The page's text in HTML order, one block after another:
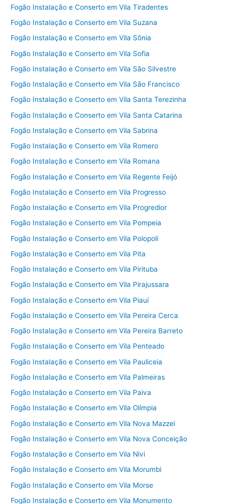
Fogão Instalação e Conserto em Vila Tiradentes
Fogão Instalação e Conserto em Vila Suzana
Fogão Instalação e Conserto em Vila Sônia
Fogão Instalação e Conserto em Vila Sofia
Fogão Instalação e Conserto em Vila São Silvestre
Fogão Instalação e Conserto em Vila São Francisco
Fogão Instalação e Conserto em Vila Santa Terezinha
Fogão Instalação e Conserto em Vila Santa Catarina
Fogão Instalação e Conserto em Vila Sabrina
Fogão Instalação e Conserto em Vila Romero
Fogão Instalação e Conserto em Vila Romana
Fogão Instalação e Conserto em Vila Regente Feijó
Fogão Instalação e Conserto em Vila Progresso
Fogão Instalação e Conserto em Vila Progredior
Fogão Instalação e Conserto em Vila Pompeia
Fogão Instalação e Conserto em Vila Polopoli
Fogão Instalação e Conserto em Vila Pita
Fogão Instalação e Conserto em Vila Pirituba
Fogão Instalação e Conserto em Vila Pirajussara
Fogão Instalação e Conserto em Vila Piauí
Fogão Instalação e Conserto em Vila Pereira Cerca
Fogão Instalação e Conserto em Vila Pereira Barreto
Fogão Instalação e Conserto em Vila Penteado
Fogão Instalação e Conserto em Vila Pauliceia
Fogão Instalação e Conserto em Vila Palmeiras
Fogão Instalação e Conserto em Vila Paiva
Fogão Instalação e Conserto em Vila Olímpia
Fogão Instalação e Conserto em Vila Nova Mazzei
Fogão Instalação e Conserto em Vila Nova Conceição
Fogão Instalação e Conserto em Vila Nivi
Fogão Instalação e Conserto em Vila Morumbi
Fogão Instalação e Conserto em Vila Morse
Fogão Instalação e Conserto em Vila Monumento